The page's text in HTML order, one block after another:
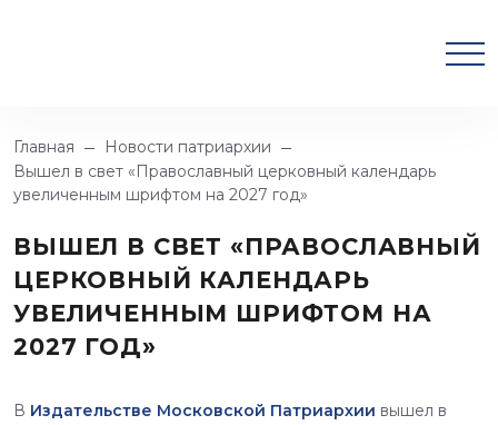
Главная
Новости патриархии
Вышел в свет «Православный церковный календарь
увеличенным шрифтом на 2027 год»
ВЫШЕЛ В СВЕТ «ПРАВОСЛАВНЫЙ
ЦЕРКОВНЫЙ КАЛЕНДАРЬ
УВЕЛИЧЕННЫМ ШРИФТОМ НА
2027 ГОД»
В Издательстве Московской Патриархии вышел в